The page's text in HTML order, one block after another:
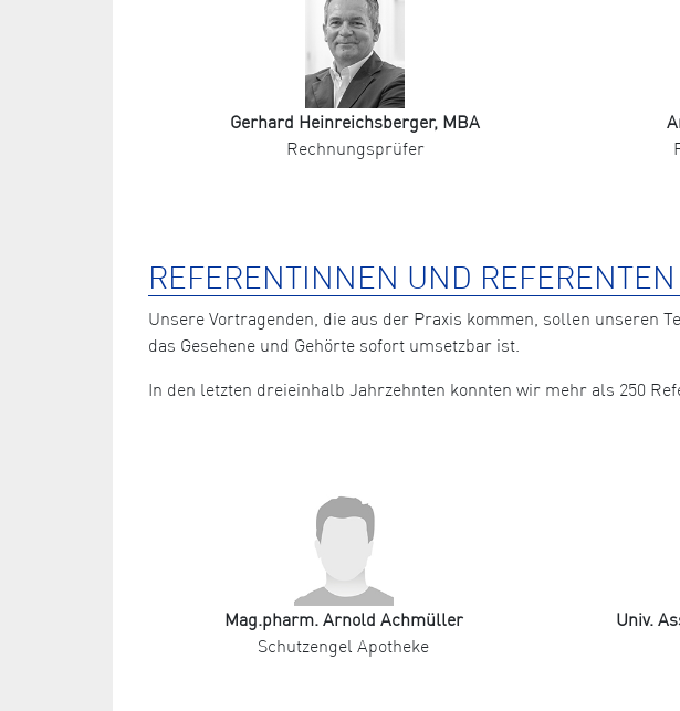
Gerhard Heinreichsberger, MBA
Rechnungsprüfer
REFERENTINNEN UND
Unsere Vortragenden, die aus der Praxis kommen, sollen unseren
das Gesehene und Gehörte sofort umsetzbar ist.
In den letzten dreieinhalb Jahrzehnten konnten wir mehr als 250
Mag.pharm. Arnold Achmüller
Schutzengel Apotheke
Univ.